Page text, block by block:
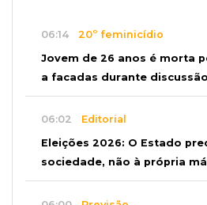
06:14 20º feminicídio
Jovem de 26 anos é morta
a facadas durante discussão
06:02 Editorial
Eleições 2026: O Estado
sociedade, não à própria